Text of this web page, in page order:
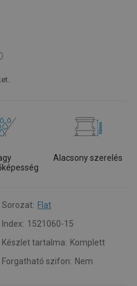
Alacsony szerelés
Sorozat: Flat
Index: 1521060-15
Készlet tartalma: Komplett
Forgatható szifon: Nem